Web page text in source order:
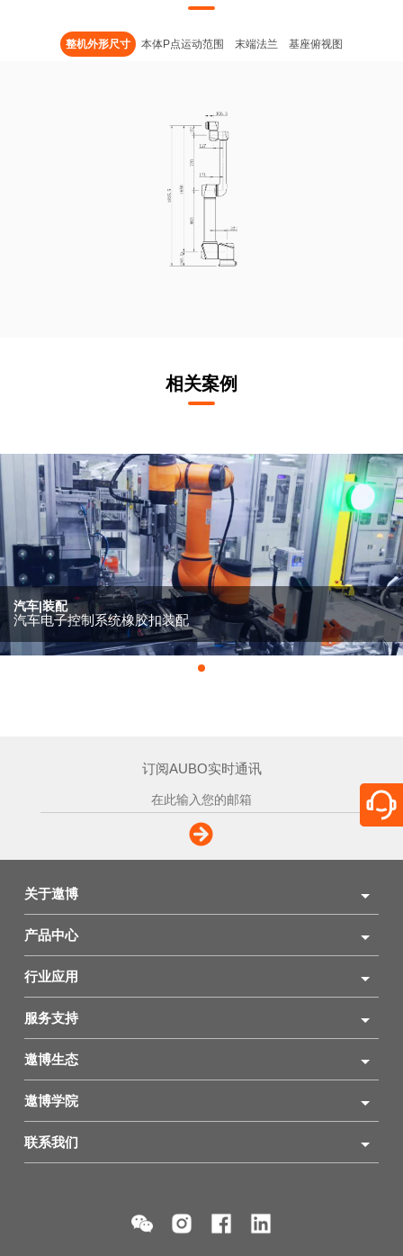
整机外形尺寸 本体P点运动范围 末端法兰 基座俯视图
相关案例
汽车|装配
汽车电子控制系统橡胶扣装配
订阅AUBO实时通讯
关于遨博
产品中心
行业应用
服务支持
遨博生态
遨博学院
联系我们